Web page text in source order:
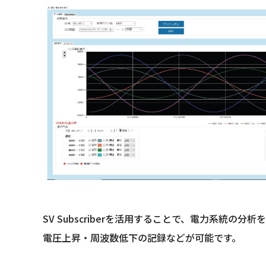
SV Subscriberを活用することで、電力系統の分析
電圧上昇・周波数低下の記録などが可能です。